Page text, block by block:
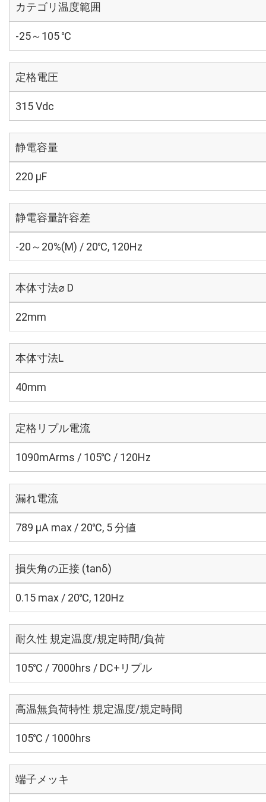
カテゴリ温度範囲
-25～105 ℃
定格電圧
315 Vdc
静電容量
220 µF
静電容量許容差
-20～20%(M) / 20℃, 120Hz
本体寸法⌀ D
22mm
本体寸法L
40mm
定格リプル電流
1090mArms / 105℃ / 120Hz
漏れ電流
789 μA max / 20℃, 5 分値
損失角の正接 (tanδ)
0.15 max / 20℃, 120Hz
耐久性 規定温度/規定時間/負荷
105℃ / 7000hrs / DC+リプル
高温無負荷特性 規定温度/規定時間
105℃ / 1000hrs
端子メッキ